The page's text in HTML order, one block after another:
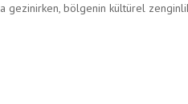
gezinirken, bölgenin kültürel